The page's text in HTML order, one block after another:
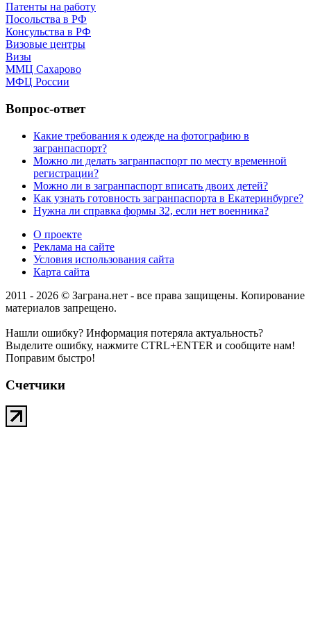
Патенты на работу
Посольства в РФ
Консульства в РФ
Визовые центры
Визы
ММЦ Сахарово
МФЦ России
Вопрос-ответ
Какие требования к одежде на фотографию в
загранпаспорт?
Можно ли делать загранпаспорт по месту временной
регистрации?
Можно ли в загранпаспорт вписать двоих детей?
Как узнать готовность загранпаспорта в Екатеринбурге?
Нужна ли справка формы 32, если нет военника?
О проекте
Реклама на сайте
Условия использования сайта
Карта сайта
2011 - 2026 © Заграна.нет - все права защищены. Копирование
материалов запрещено.
Нашли ошибку? Информация потеряла актуальность?
Выделите ошибку, нажмите CTRL+ENTER и сообщите нам!
Поправим быстро!
Счетчики